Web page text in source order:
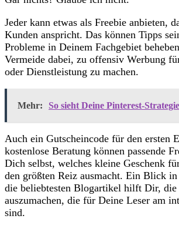
Jeder kann etwas als Freebie anbieten,
Kunden anspricht. Das können Tipps
Probleme in Deinem Fachgebiet
Vermeide dabei, zu offensiv Werbung
oder Dienstleistung zu machen.
Mehr: So sieht Deine Pinterest-
Auch ein Gutscheincode für den ersten
kostenlose Beratung können passende
Dich selbst, welches kleine Geschenk
den größten Reiz ausmacht. Ein Blick
die beliebtesten Blogartikel hilft Dir, die
auszumachen, die für Deine Leser am
sind.